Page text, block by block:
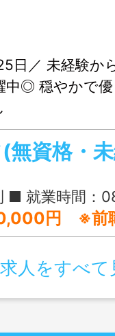
日／ 未経験か
中◎ 穏やかで
無資格・
17:00 ■ 実働時間：8
給与や経験など考慮
人をすべて